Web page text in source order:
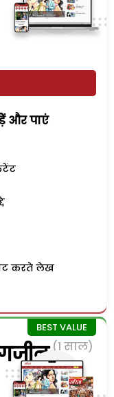
और पाएं
करते लेख
(1 साल)